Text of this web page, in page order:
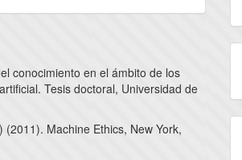
conocimiento en el ámbito de los
Tesis doctoral, Universidad de
Machine Ethics, New York,